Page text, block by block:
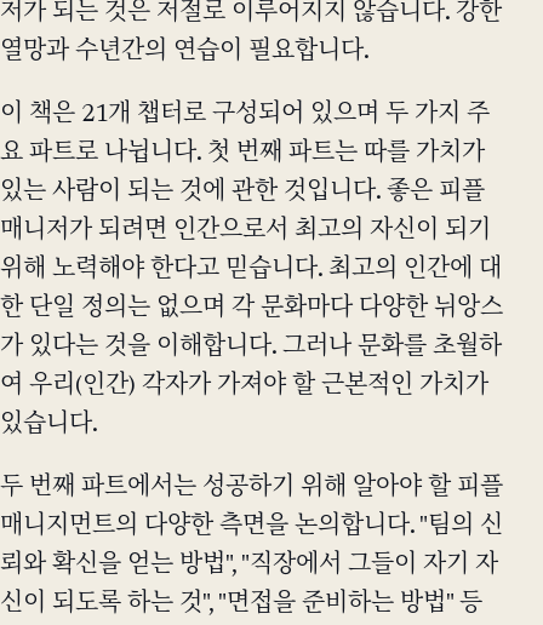
저가 되는 것은 저절로 이루어지지 않습니다. 강한
열망과 수년간의 연습이 필요합니다.
이 책은 21개 챕터로 구성되어 있으며 두 가지 주
요 파트로 나뉩니다. 첫 번째 파트는 따를 가치가
있는 사람이 되는 것에 관한 것입니다. 좋은 피플
매니저가 되려면 인간으로서 최고의 자신이 되기
위해 노력해야 한다고 믿습니다. 최고의 인간에 대
한 단일 정의는 없으며 각 문화마다 다양한 뉘앙스
가 있다는 것을 이해합니다. 그러나 문화를 초월하
여 우리(인간) 각자가 가져야 할 근본적인 가치가
있습니다.
두 번째 파트에서는 성공하기 위해 알아야 할 피플
매니지먼트의 다양한 측면을 논의합니다. "팀의 신
뢰와 확신을 얻는 방법", "직장에서 그들이 자기 자
신이 되도록 하는 것", "면접을 준비하는 방법" 등